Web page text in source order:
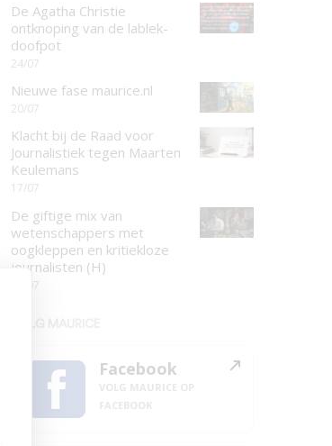
De Agatha Christie
ontknoping van de lablek-
doofpot
24/07
Nieuwe fase maurice.nl
20/07
Klacht bij de Raad voor
Journalistiek tegen Maarten
Keulemans
17/07
De giftige mix van
wetenschappers met
oogkleppen en kritiekloze
journalisten (H)
16/07
Facebook